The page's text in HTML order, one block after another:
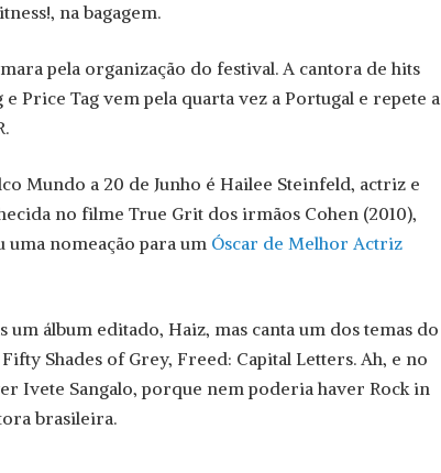
na bagagem.
pela organização do festival. A cantora de hits
e Price Tag vem pela quarta vez a Portugal e repete a
Mundo a 20 de Junho é Hailee Steinfeld, actriz e
no filme True Grit dos irmãos Cohen (2010),
uma nomeação para um Óscar de Melhor Actriz
um álbum editado, Haiz, mas canta um dos temas do
Shades of Grey, Freed: Capital Letters. Ah, e no
Ivete Sangalo, porque nem poderia haver Rock in
brasileira.